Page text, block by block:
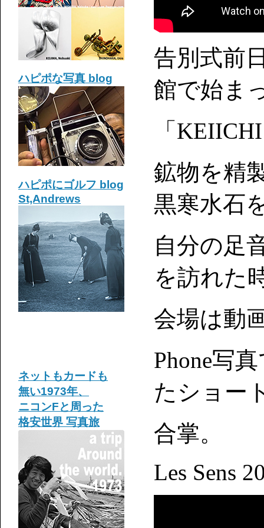
ハピポな写真 blog
ハピポにゴルフ blog
St,Andrews
ネットもカードも
無い1973年、
ニコンFと周った
格安世界 写真旅
告別式前
館で始ま
「
鉱物を精
黒寒水石
自分の足
を訪れた
会場は動
Phone写
たショー
合掌。
Les Sens